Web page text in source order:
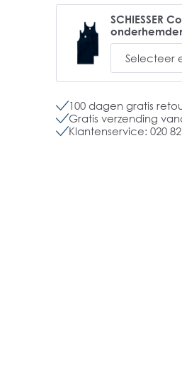
SCHIESSER
100 dagen gratis
Gratis verzending
Klantenservice: 020 82